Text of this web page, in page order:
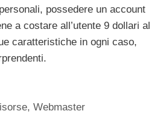
possedere un account
a costare all’utente 9 dollari al
caratteristiche in ogni caso,
,Webmaster